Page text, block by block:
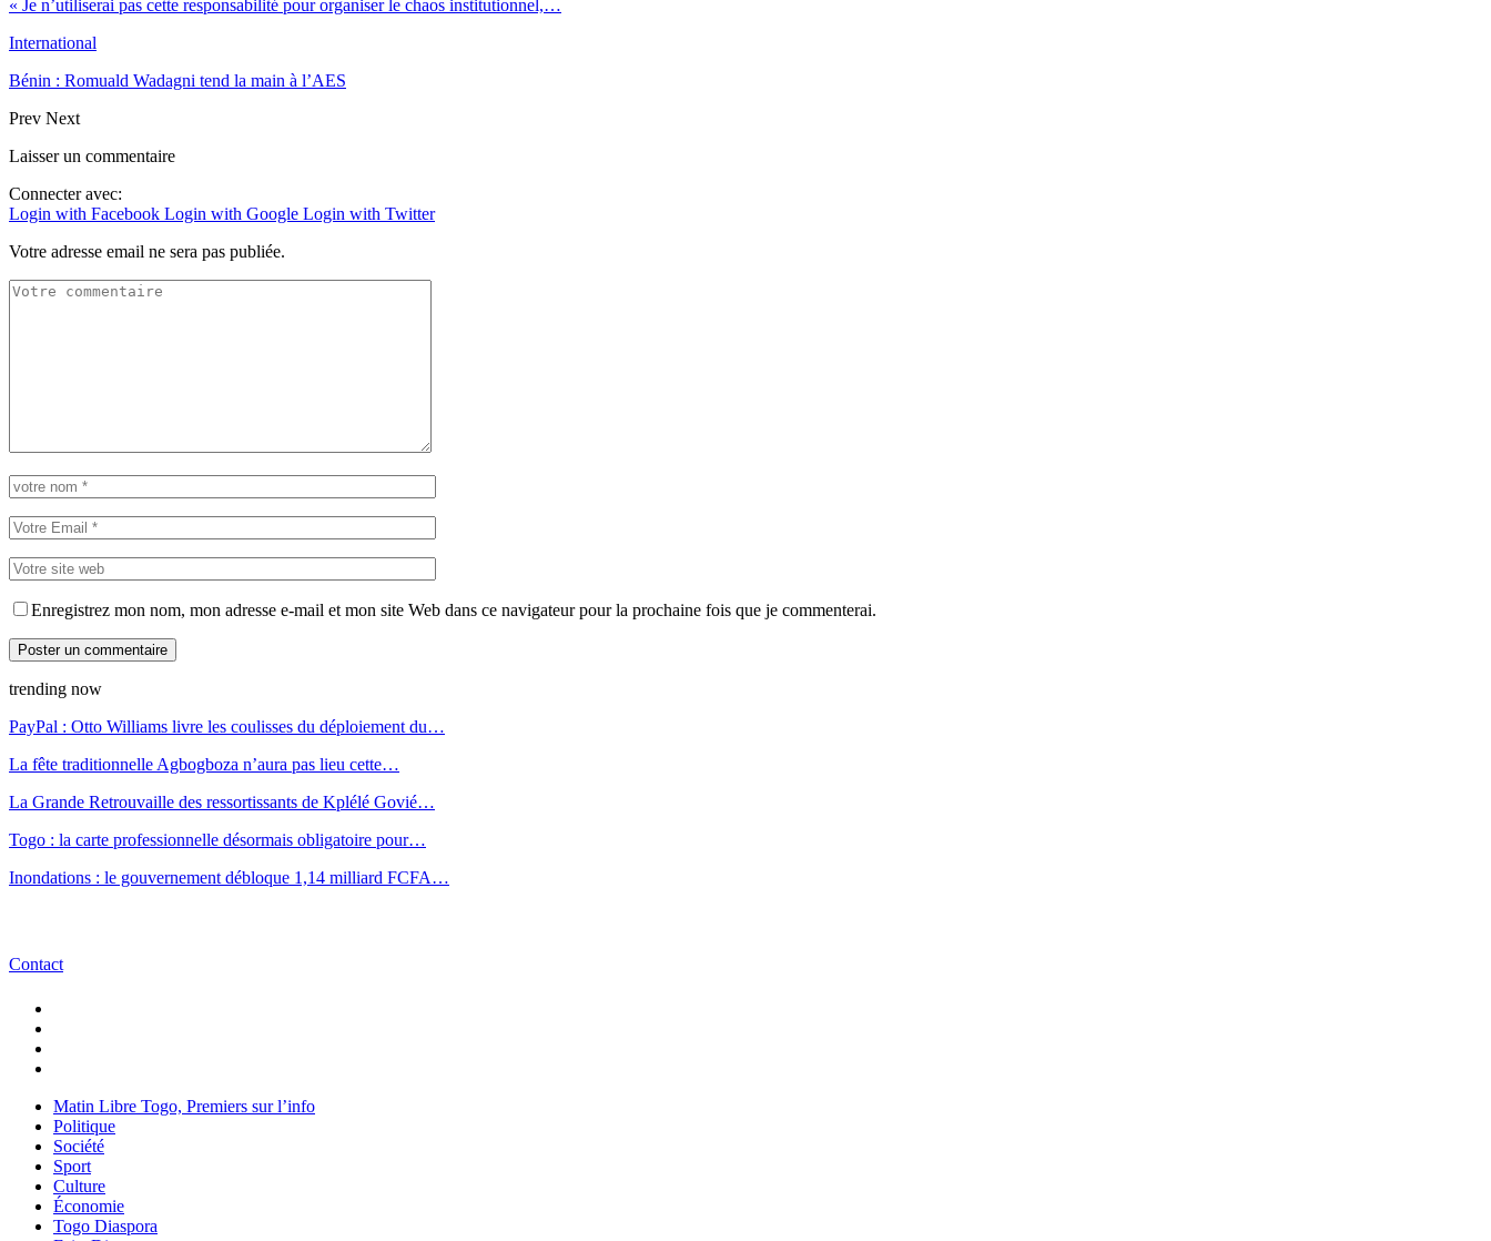
« Je n’utiliserai pas cette responsabilité pour organiser le chaos institutionnel,…
International
Bénin : Romuald Wadagni tend la main à l’AES
Prev Next
Laisser un commentaire
Connecter avec:
Login with Facebook Login with Google Login with Twitter
Votre adresse email ne sera pas publiée.
Enregistrez mon nom, mon adresse e-mail et mon site Web dans ce navigateur pour la prochaine fois que je commenterai.
trending now
PayPal : Otto Williams livre les coulisses du déploiement du…
La fête traditionnelle Agbogboza n’aura pas lieu cette…
La Grande Retrouvaille des ressortissants de Kplélé Govié…
Togo : la carte professionnelle désormais obligatoire pour…
Inondations : le gouvernement débloque 1,14 milliard FCFA…
Contact
Matin Libre Togo, Premiers sur l’info
Politique
Société
Sport
Culture
Économie
Togo Diaspora